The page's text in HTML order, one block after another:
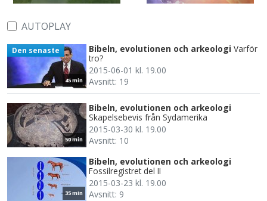
AUTOPLAY
45 min
Den senaste Bibeln, evolutionen och arkeologi Varför
tro?
2015-06-01 kl. 19.00
Avsnitt: 19
50 min
Bibeln, evolutionen och arkeologi
Skapelsebevis från Sydamerika
2015-03-30 kl. 19.00
Avsnitt: 10
35 min
Bibeln, evolutionen och arkeologi
Fossilregistret del II
2015-03-23 kl. 19.00
Avsnitt: 9